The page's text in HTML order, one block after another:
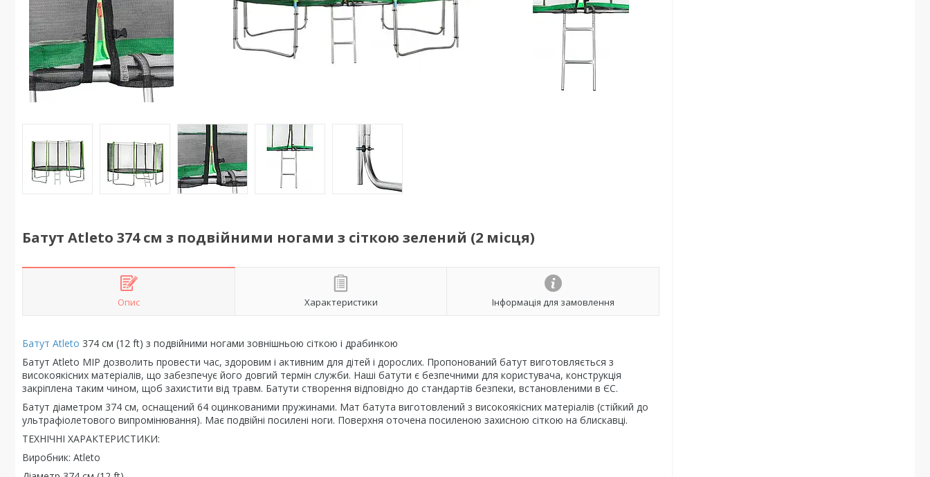
Батут Atleto 374 см з подвійними ногами з сіткою зелений (2 місця)
Опис Характеристики Інформація для замовлення
Батут Atleto 374 см (12 ft) з подвійними ногами зовнішньою сіткою і драбинкою
Батут Atleto MIP дозволить провести час, здоровим і активним для дітей і дорослих. Пропонований батут виготовляється з
високоякісних матеріалів, що забезпечує його довгий термін служби. Наші батути є безпечними для користувача, конструкція
закріплена таким чином, щоб захистити від травм. Батути створення відповідно до стандартів безпеки, встановленими в ЄС.
Батут діаметром 374 см, оснащений 64 оцинкованими пружинами. Мат батута виготовлений з високоякісних матеріалів (стійкий до
ультрафіолетового випромінювання). Має подвійні посилені ноги. Поверхня оточена посиленою захисною сіткою на блискавці.
ТЕХНІЧНІ ХАРАКТЕРИСТИКИ:
Виробник: Atleto